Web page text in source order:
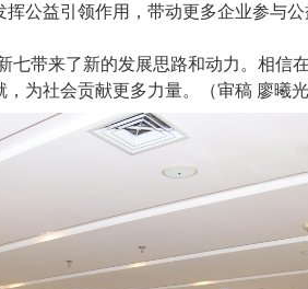
公益引领作用，带动更多企业参与
七带来了新的发展思路和动力。相信
为社会贡献更多力量。（审稿 廖曦光